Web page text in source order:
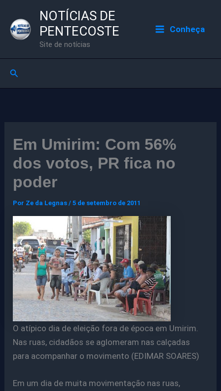
para
NOTÍCIAS DE
PENTECOSTE
Site de notícias
Conheça
Pesquisar
Em Umirim: Com 56%
dos votos, PR fica no
poder
Por Ze da Legnas/5 de setembro de 2011
O atípico dia de eleição fora de época em Umirim.
Nas ruas, cidadãos se aglomeram nas calçadas
para acompanhar o movimento (EDIMAR SOARES)
Em um dia de muita movimentação nas ruas,